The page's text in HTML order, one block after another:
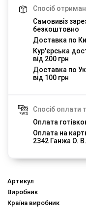
Спосіб
Самовивіз
безкоштовно
Доставка по
Кур'єрська
від 200 грн
Доставка по
від 100 грн
Спосіб оплати
Оплата
Оплата на
2342 Ганжа О. В.
Артикул
Виробник
Країна виробник